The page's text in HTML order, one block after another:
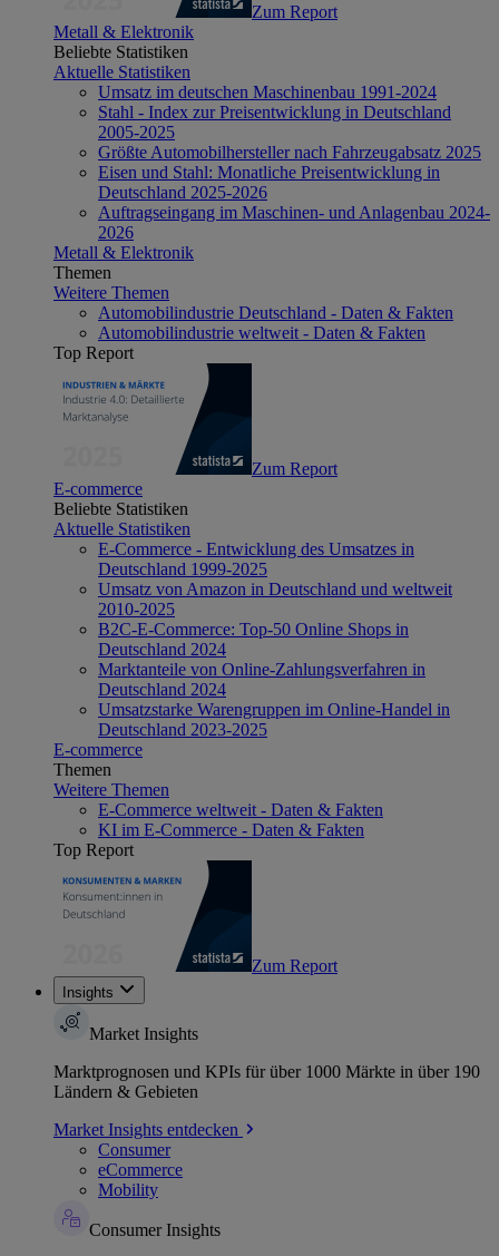
Zum Report
Metall & Elektronik
Beliebte Statistiken
Aktuelle Statistiken
Umsatz im deutschen Maschinenbau 1991-2024
Stahl - Index zur Preisentwicklung in Deutschland
2005-2025
Größte Automobilhersteller nach Fahrzeugabsatz 2025
Eisen und Stahl: Monatliche Preisentwicklung in
Deutschland 2025-2026
Auftragseingang im Maschinen- und Anlagenbau 2024-
2026
Metall & Elektronik
Themen
Weitere Themen
Automobilindustrie Deutschland - Daten & Fakten
Automobilindustrie weltweit - Daten & Fakten
Top Report
Zum Report
E-commerce
Beliebte Statistiken
Aktuelle Statistiken
E-Commerce - Entwicklung des Umsatzes in
Deutschland 1999-2025
Umsatz von Amazon in Deutschland und weltweit
2010-2025
B2C-E-Commerce: Top-50 Online Shops in
Deutschland 2024
Marktanteile von Online-Zahlungsverfahren in
Deutschland 2024
Umsatzstarke Warengruppen im Online-Handel in
Deutschland 2023-2025
E-commerce
Themen
Weitere Themen
E-Commerce weltweit - Daten & Fakten
KI im E-Commerce - Daten & Fakten
Top Report
Zum Report
Insights
Market Insights
Marktprognosen und KPIs für über 1000 Märkte in über 190
Ländern & Gebieten
Market Insights entdecken
Consumer
eCommerce
Mobility
Consumer Insights